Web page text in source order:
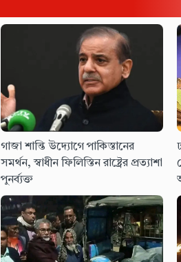
গাজা শান্তি উদ্যোগে পাকিস্তানের
সমর্থন, স্বাধীন ফিলিস্তিন রাষ্ট্রের প্রত্যাশা
পুনর্ব্যক্ত